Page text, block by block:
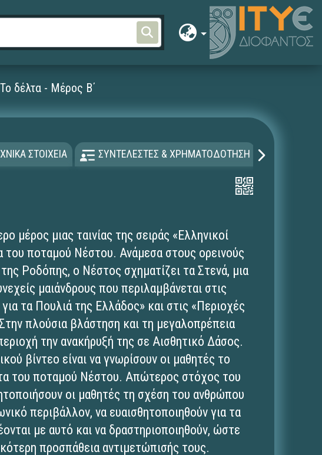
δέλτα - Μέρος Β΄
ΣΤΟΙΧΕΙΑ ΣΥΝΤΕΛΕΣΤΕΣ & ΧΡΗΜΑΤΟΔΟΤΗΣΗ
μέρος μιας ταινίας της σειράς «Ελληνικοί
του ποταμού Νέστου. Ανάμεσα στους ορεινούς
Ροδόπης, ο Νέστος σχηματίζει τα Στενά, μια
μαιάνδρους που περιλαμβάνεται στις
τα Πουλιά της Ελλάδος» και στις «Περιοχές
πλούσια βλάστηση και τη μεγαλοπρέπεια
την ανακήρυξή της σε Αισθητικό Δάσος.
βίντεο είναι να γνωρίσουν οι μαθητές το
του ποταμού Νέστου. Απώτερος στόχος του
οι μαθητές τη σχέση του ανθρώπου
περιβάλλον, να ευαισθητοποιηθούν για τα
με αυτό και να δραστηριοποιηθούν, ώστε
προσπάθεια αντιμετώπισής τους.